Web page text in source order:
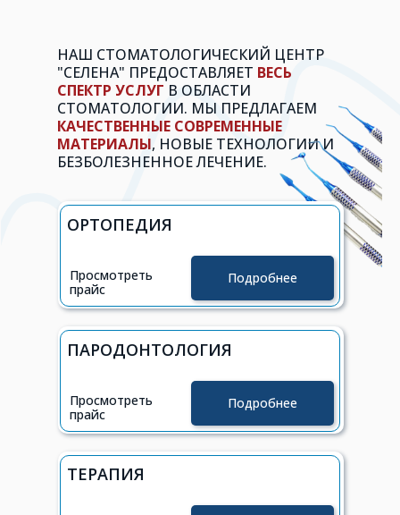
ТЕРАПИЯ
ПАРОДОНТОЛОГИЯ
Просмотреть
прайс
Подробнее
ОРТОПЕДИЯ
Просмотреть
прайс
Подробнее
НАШ СТОМАТОЛОГИЧЕСКИЙ ЦЕНТР
"СЕЛЕНА" ПРЕДОСТАВЛЯЕТ ВЕСЬ
СПЕКТР УСЛУГ В ОБЛАСТИ
СТОМАТОЛОГИИ. МЫ ПРЕДЛАГАЕМ
КАЧЕСТВЕННЫЕ СОВРЕМЕННЫЕ
МАТЕРИАЛЫ, НОВЫЕ ТЕХНОЛОГИИ И
БЕЗБОЛЕЗНЕННОЕ ЛЕЧЕНИЕ.